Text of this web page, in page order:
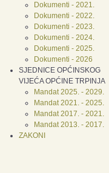
Dokumenti - 2021.
Dokumenti - 2022.
Dokumenti - 2023.
Dokumenti - 2024.
Dokumenti - 2025.
Dokumenti - 2026
SJEDNICE OPĆINSKOG
VIJEĆA OPĆINE TRPINJA
Mandat 2025. - 2029.
Mandat 2021. - 2025.
Mandat 2017. - 2021.
Mandat 2013. - 2017.
ZAKONI